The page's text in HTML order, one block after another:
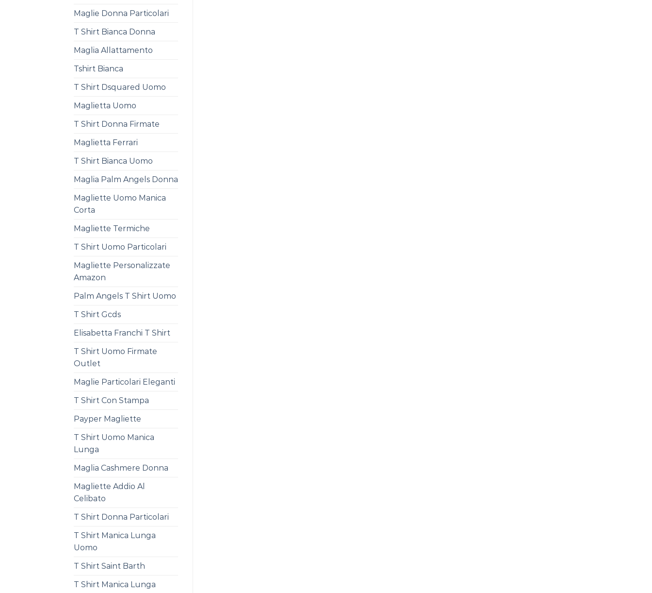
Maglie Donna Particolari
T Shirt Bianca Donna
Maglia Allattamento
Tshirt Bianca
T Shirt Dsquared Uomo
Maglietta Uomo
T Shirt Donna Firmate
Maglietta Ferrari
T Shirt Bianca Uomo
Maglia Palm Angels Donna
Magliette Uomo Manica
Corta
Magliette Termiche
T Shirt Uomo Particolari
Magliette Personalizzate
Amazon
Palm Angels T Shirt Uomo
T Shirt Gcds
Elisabetta Franchi T Shirt
T Shirt Uomo Firmate
Outlet
Maglie Particolari Eleganti
T Shirt Con Stampa
Payper Magliette
T Shirt Uomo Manica
Lunga
Maglia Cashmere Donna
Magliette Addio Al
Celibato
T Shirt Donna Particolari
T Shirt Manica Lunga
Uomo
T Shirt Saint Barth
T Shirt Manica Lunga